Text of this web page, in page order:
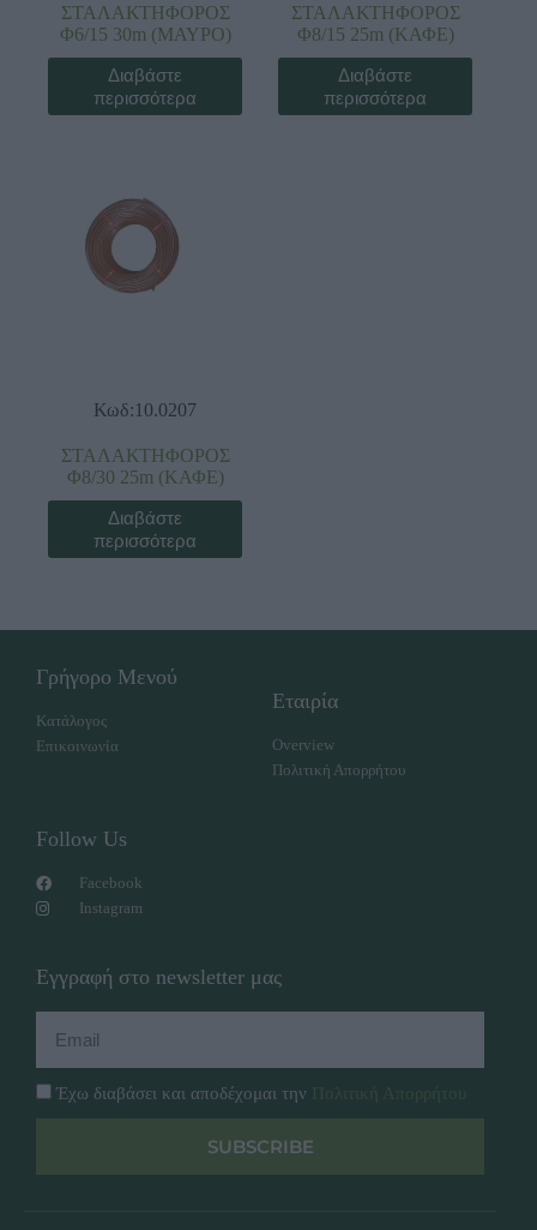
ΣΤΑΛΑΚΤΗΦΟΡΟΣ
Φ6/15 30m (ΜΑΥΡΟ)
Διαβάστε
περισσότερα
ΣΤΑΛΑΚΤΗΦΟΡΟΣ
Φ8/15 25m (ΚΑΦΕ)
Διαβάστε
περισσότερα
Κωδ:10.0207
ΣΤΑΛΑΚΤΗΦΟΡΟΣ
Φ8/30 25m (ΚΑΦΕ)
Διαβάστε
περισσότερα
Γρήγορο Μενού
Κατάλογος
Επικοινωνία
Εταιρία
Overview
Πολιτική Απορρήτου
Follow Us
Facebook
Instagram
Εγγραφή στο newsletter μας
Έχω διαβάσει και αποδέχομαι την
SUBSCRIBE